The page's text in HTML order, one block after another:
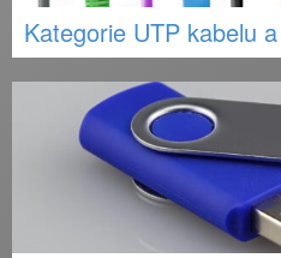
Kategorie UTP kabelu